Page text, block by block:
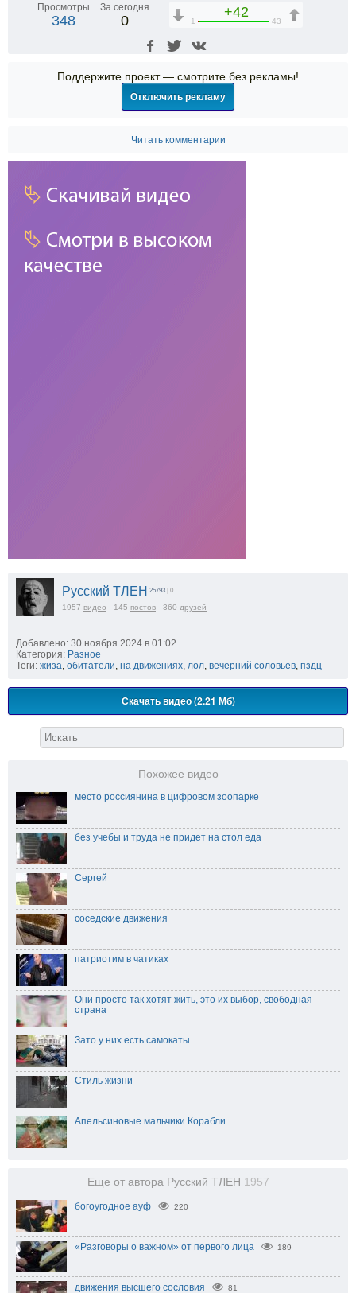
Просмотры
348
За сегодня
0
+42
1 43
Поддержите проект — смотрите без рекламы!
Отключить рекламу
Читать комментарии
Русский ТЛЕН 25793 | 0
1957 видео 145 постов 360 друзей
Добавлено: 30 ноября 2024 в 01:02
Категория: Разное
Теги: жиза обитатели на движениях лол вечерний соловьев пздц
Скачать видео (2.21 Мб)
Похожее видео
место россиянина в цифровом зоопарке
без учебы и труда не придет на стол еда
Сергей
соседские движения
патриотим в чатиках
Они просто так хотят жить, это их выбор, свободная
страна
Зато у них есть самокаты...
Стиль жизни
Апельсиновые мальчики Корабли
Еще от автора Русский ТЛЕН 1957
богоугодное ауф 220
«Разговоры о важном» от первого лица 189
движения высшего сословия 81